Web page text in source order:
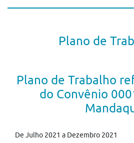
Plano de
Plano de Trabalho
do Convênio
De Julho 2021 a Dezembro 2021